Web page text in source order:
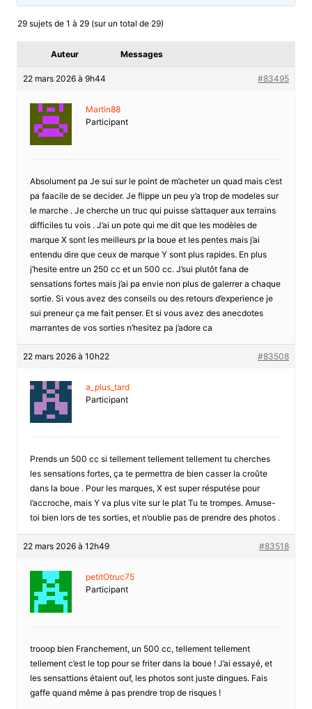
29 sujets de 1 à 29 (sur un total de 29)
Auteur Messages
22 mars 2026 à 9h44 #83495
Martin88
Participant
Absolument pa Je sui sur le point de m’acheter un quad mais c’est
pa faacile de se decider. Je flippe un peu y’a trop de modeles sur
le marche . Je cherche un truc qui puisse s’attaquer aux terrains
difficiles tu vois . J’ai un pote qui me dit que les modèles de
marque X sont les meilleurs pr la boue et les pentes mais j’ai
entendu dire que ceux de marque Y sont plus rapides. En plus
j’hesite entre un 250 cc et un 500 cc. J’sui plutôt fana de
sensations fortes mais j’ai pa envie non plus de galerrer a chaque
sortie. Si vous avez des conseils ou des retours d’experience je
sui preneur ça me fait penser. Et si vous avez des anecdotes
marrantes de vos sorties n’hesitez pa j’adore ca
22 mars 2026 à 10h22 #83508
a_plus_tard
Participant
Prends un 500 cc si tellement tellement tellement tu cherches
les sensations fortes, ça te permettra de bien casser la croûte
dans la boue . Pour les marques, X est super résputése pour
l’accroche, mais Y va plus vite sur le plat Tu te trompes. Amuse-
toi bien lors de tes sorties, et n’oublie pas de prendre des photos .
22 mars 2026 à 12h49 #83518
petitOtruc75
Participant
trooop bien Franchement, un 500 cc, tellement tellement
tellement c’est le top pour se friter dans la boue ! J’ai essayé, et
les sensattions étaient ouf, les photos sont juste dingues. Fais
gaffe quand même à pas prendre trop de risques !